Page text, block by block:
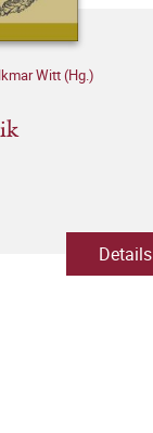
Witt (Hg.)
Details